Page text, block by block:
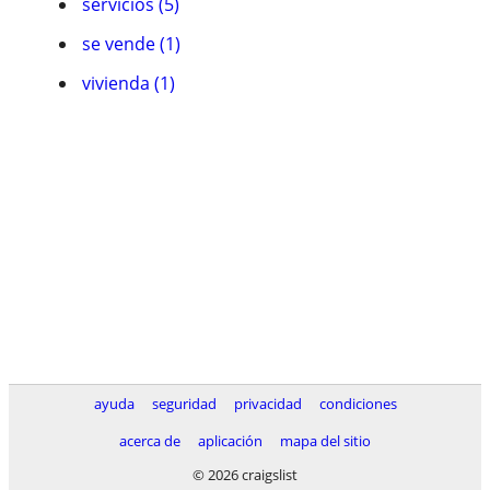
se vende (1)
vivienda (1)
ayuda seguridad privacidad
condiciones
acerca de
aplicación
mapa del sitio
© 2026 craigslist